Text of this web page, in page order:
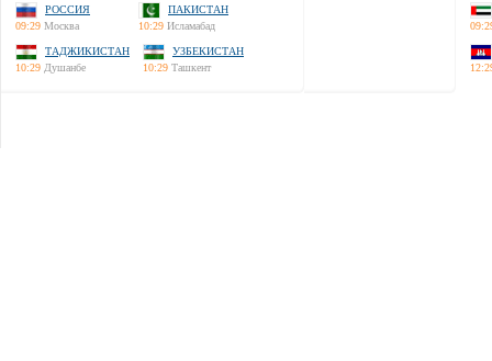
РОССИЯ
09:29 Москва
ПАКИСТАН
10:29 Исламабад
ТАДЖИКИСТАН
10:29 Душанбе
УЗБЕКИСТАН
10:29 Ташкент